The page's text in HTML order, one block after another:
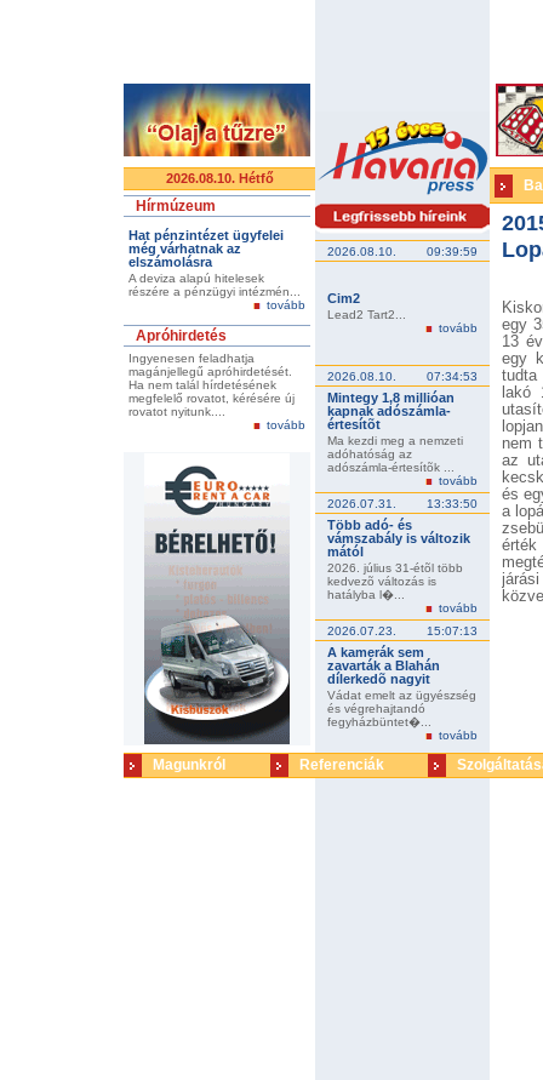
2026.08.10. Hétfő
Hírmúzeum
Hat pénzintézet ügyfelei
még várhatnak az
elszámolásra
A deviza alapú hitelesek
részére a pénzügyi intézmén...
tovább
Apróhirdetés
Ingyenesen feladhatja
magánjellegű apróhirdetését.
Ha nem talál hírdetésének
megfelelő rovatot, kérésére új
rovatot nyitunk....
tovább
2026.08.10. 09:39:59
Cim2
Lead2 Tart2...
tovább
2026.08.10. 07:34:53
Mintegy 1,8 millióan
kapnak adószámla-
értesítõt
Ma kezdi meg a nemzeti
adóhatóság az
adószámla-értesítõk ...
tovább
2026.07.31.
13:33:50
Több adó- és
vámszabály is változik
mától
2026. július 31-étõl több
kedvezõ változás is
hatályba l�...
tovább
2026.07.23.
15:07:13
A kamerák sem
zavarták a Blahán
dílerkedõ nagyit
Vádat emelt az ügyészség
és végrehajtandó
fegyházbüntet�...
tovább
egy
13
egy
tudta
lakó
nem
az
és
a
érték
Magunkról Referenciák